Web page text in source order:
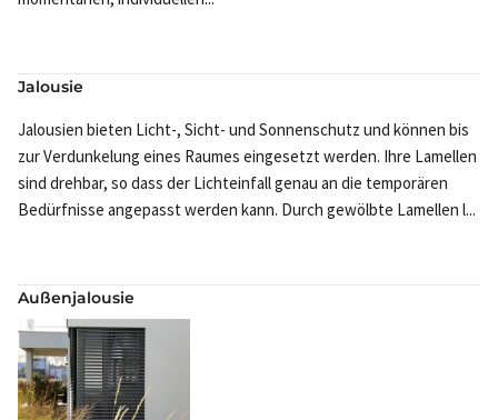
Jalousie
Jalousien bieten Licht-, Sicht- und Sonnenschutz und können bis
zur Verdunkelung eines Raumes eingesetzt werden. Ihre Lamellen
sind drehbar, so dass der Lichteinfall genau an die temporären
Bedürfnisse angepasst werden kann. Durch gewölbte Lamellen l...
Außenjalousie